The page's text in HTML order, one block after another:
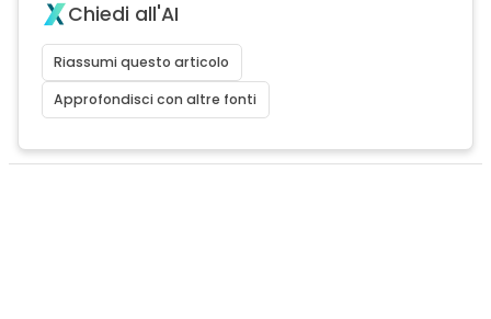
Chiedi all'AI
Riassumi questo articolo
Approfondisci con altre fonti